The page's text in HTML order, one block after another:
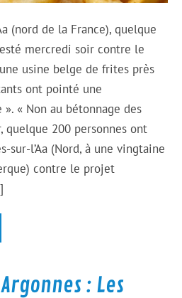
(nord de la France), quelque
mercredi soir contre le
usine belge de frites près
ont pointé une
« Non au bétonnage des
quelque 200 personnes ont
sur-l’Aa (Nord, à une vingtaine
contre le projet
: Les